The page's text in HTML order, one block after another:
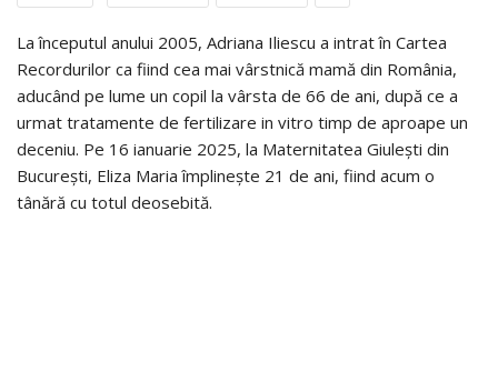
La începutul anului 2005, Adriana Iliescu a intrat în Cartea
Recordurilor ca fiind cea mai vârstnică mamă din România,
aducând pe lume un copil la vârsta de 66 de ani, după ce a
urmat tratamente de fertilizare in vitro timp de aproape un
deceniu. Pe 16 ianuarie 2025, la Maternitatea Giulești din
București, Eliza Maria împlinește 21 de ani, fiind acum o
tânără cu totul deosebită.